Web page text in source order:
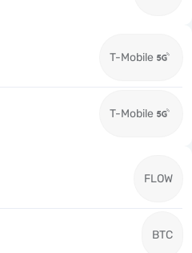
T-Mobile
T-Mobile
FLOW
BTC